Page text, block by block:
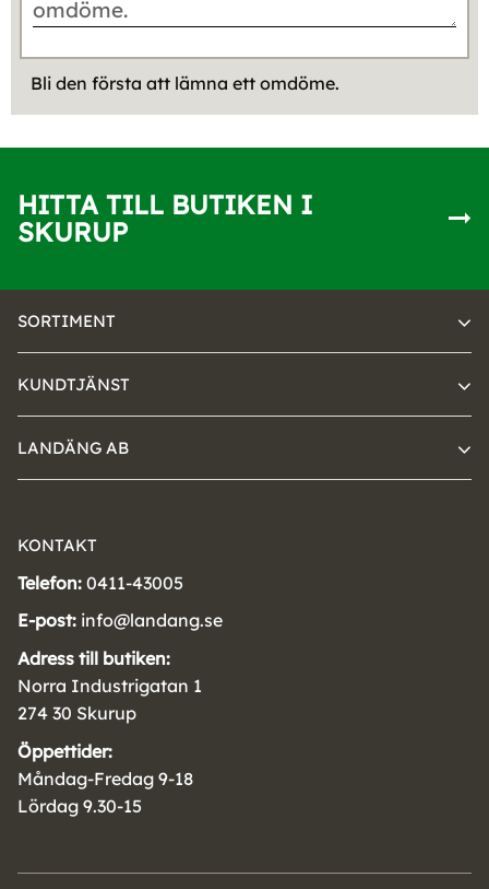
Bli den första att lämna ett omdöme.
HITTA TILL BUTIKEN I
SKURUP
SORTIMENT
KUNDTJÄNST
LANDÄNG AB
KONTAKT
Telefon: 0411-43005
E-post: info@landang.se
Adress till butiken:
Norra Industrigatan 1
274 30 Skurup
Öppettider:
Måndag-Fredag 9-18
Lördag 9.30-15